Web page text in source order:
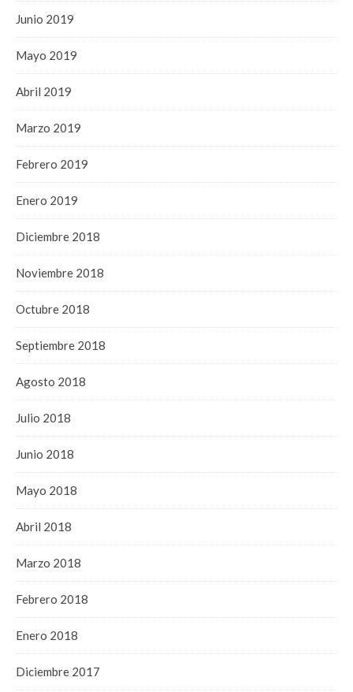
Junio 2019
Mayo 2019
Abril 2019
Marzo 2019
Febrero 2019
Enero 2019
Diciembre 2018
Noviembre 2018
Octubre 2018
Septiembre 2018
Agosto 2018
Julio 2018
Junio 2018
Mayo 2018
Abril 2018
Marzo 2018
Febrero 2018
Enero 2018
Diciembre 2017